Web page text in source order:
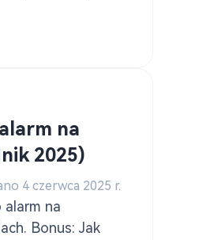
na
2025)
4 czerwca 2025 r.
na
Bonus: Jak